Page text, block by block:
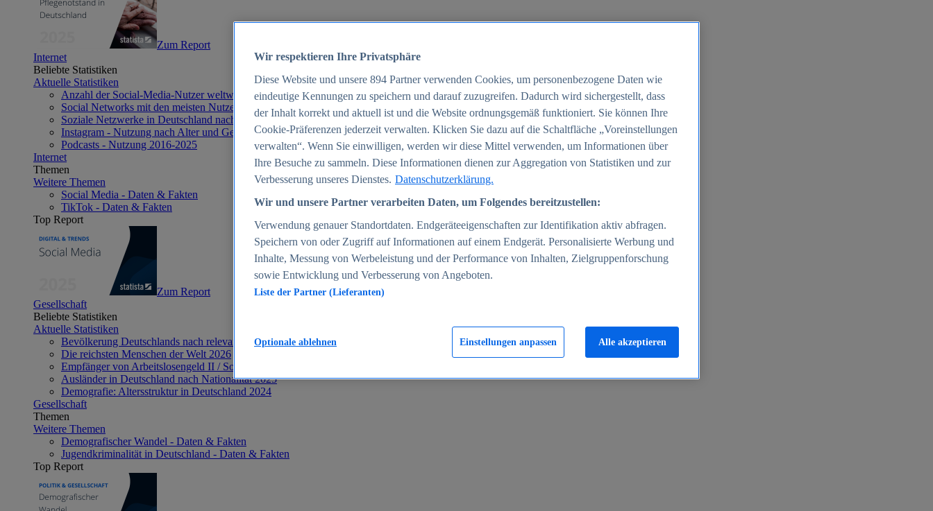
Zum Report
Internet
Beliebte Statistiken
Aktuelle Statistiken
Anzahl der Social-Media-Nutzer weltweit 2012-2025
Social Networks mit den meisten Nutzern weltweit 2025
Soziale Netzwerke in Deutschland nach Generationen 2025
Instagram - Nutzung nach Alter und Geschlecht in Deutschland 2025
Podcasts - Nutzung 2016-2025
Internet
Themen
Weitere Themen
Social Media - Daten & Fakten
TikTok - Daten & Fakten
Top Report
Zum Report
Gesellschaft
Beliebte Statistiken
Aktuelle Statistiken
Bevölkerung Deutschlands nach relevanten Altersgruppen 2024
Die reichsten Menschen der Welt 2026
Empfänger von Arbeitslosengeld II / Sozialgeld / Bürgergeld in Deutschland 2005-2025
Ausländer in Deutschland nach Nationalität 2025
Demografie: Altersstruktur in Deutschland 2024
Gesellschaft
Themen
Weitere Themen
Demografischer Wandel - Daten & Fakten
Jugendkriminalität in Deutschland - Daten & Fakten
Top Report
Wir respektieren Ihre Privatsphäre
Diese Website und unsere 894 Partner verwenden Cookies, um personenbezogene Daten wie
eindeutige Kennungen zu speichern und darauf zuzugreifen. Dadurch wird sichergestellt, dass
der Inhalt korrekt und aktuell ist und die Website ordnungsgemäß funktioniert. Sie können Ihre
Cookie-Präferenzen jederzeit verwalten. Klicken Sie dazu auf die Schaltfläche „Voreinstellungen
verwalten“. Wenn Sie einwilligen, werden wir diese Mittel verwenden, um Informationen über
Ihre Besuche zu sammeln. Diese Informationen dienen zur Aggregation von Statistiken und zur
Verbesserung unseres Dienstes. Datenschutzerklärung.
Wir und unsere Partner verarbeiten Daten, um Folgendes bereitzustellen:
Verwendung genauer Standortdaten. Endgeräteeigenschaften zur Identifikation aktiv abfragen.
Speichern von oder Zugriff auf Informationen auf einem Endgerät. Personalisierte Werbung und
Inhalte, Messung von Werbeleistung und der Performance von Inhalten, Zielgruppenforschung
sowie Entwicklung und Verbesserung von Angeboten.
Liste der Partner (Lieferanten)
Einstellungen anpassen
Optionale ablehnen Alle akzeptieren